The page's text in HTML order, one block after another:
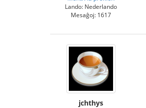
Lando: Nederlando
Mesaĝoj: 1617
jchthys